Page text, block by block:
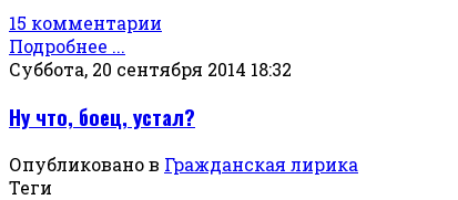
15 комментарии
Подробнее ...
Суббота, 20 сентября 2014 18:32
Ну что, боец, устал?
Опубликовано в Гражданская лирика
Теги